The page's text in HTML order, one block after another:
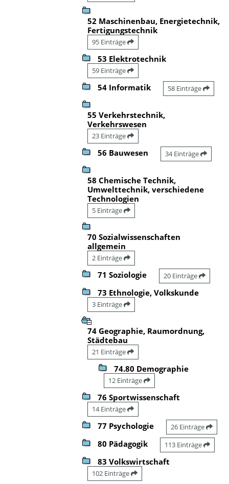
52 Maschinenbau, Energietechnik,
Fertigungstechnik
95 Einträge
53 Elektrotechnik
59 Einträge
54 Informatik 58 Einträge
55 Verkehrstechnik,
Verkehrswesen
23 Einträge
56 Bauwesen 34 Einträge
58 Chemische Technik,
Umwelttechnik, verschiedene
Technologien
5 Einträge
70 Sozialwissenschaften
allgemein
2 Einträge
71 Soziologie 20 Einträge
73 Ethnologie, Volkskunde
3 Einträge
74 Geographie, Raumordnung,
Städtebau
21 Einträge
74.80 Demographie
12 Einträge
76 Sportwissenschaft
14 Einträge
77 Psychologie 26 Einträge
80 Pädagogik 113 Einträge
83 Volkswirtschaft
102 Einträge